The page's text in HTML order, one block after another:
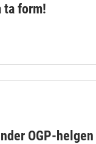
ta form!
OGP-helgen